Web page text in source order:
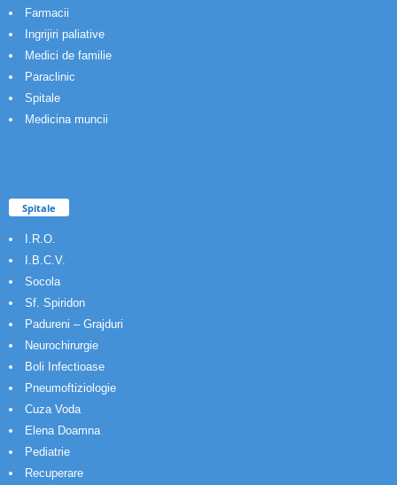
Farmacii
Ingrijiri paliative
Medici de familie
Paraclinic
Spitale
Medicina muncii
Spitale
I.R.O.
I.B.C.V.
Socola
Sf. Spiridon
Padureni – Grajduri
Neurochirurgie
Boli Infectioase
Pneumoftiziologie
Cuza Voda
Elena Doamna
Pediatrie
Recuperare